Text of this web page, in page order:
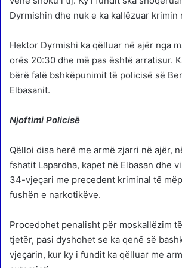
Dyrmishin dhe nuk e ka kallëzuar krimin
Hektor Dyrmishi ka qëlluar në ajër nga
orës 20:30 dhe më pas është arratisur.
bërë falë bshkëpunimit të policisë së
Elbasanit.
Njoftimi Policisë
Qëlloi disa herë me armë zjarri në ajër,
fshatit Lapardha, kapet në Elbasan dhe
34-vjeçari me precedent kriminal të
fushën e narkotikëve.
Procedohet penalisht për moskallëzim
tjetër, pasi dyshohet se ka qenë së
vjeçarin, kur ky i fundit ka qëlluar me